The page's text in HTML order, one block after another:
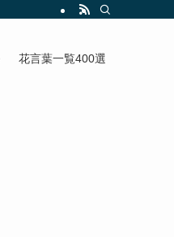
花言葉一覧400選